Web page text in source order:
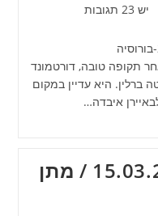
יש 23 תגובות
כדורגל: בונדסליגה - מחזור 25: 21:30-בורוסיה
אינגולשטאט (ספורט 1). לאחר תקופה טובה, דורטמונד
היא עדיין במקום
איבדה…
אירועי דיומא – 15.03.2017 / מתן